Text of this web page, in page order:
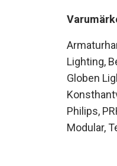
Lighting
Globen
Philips
Modular